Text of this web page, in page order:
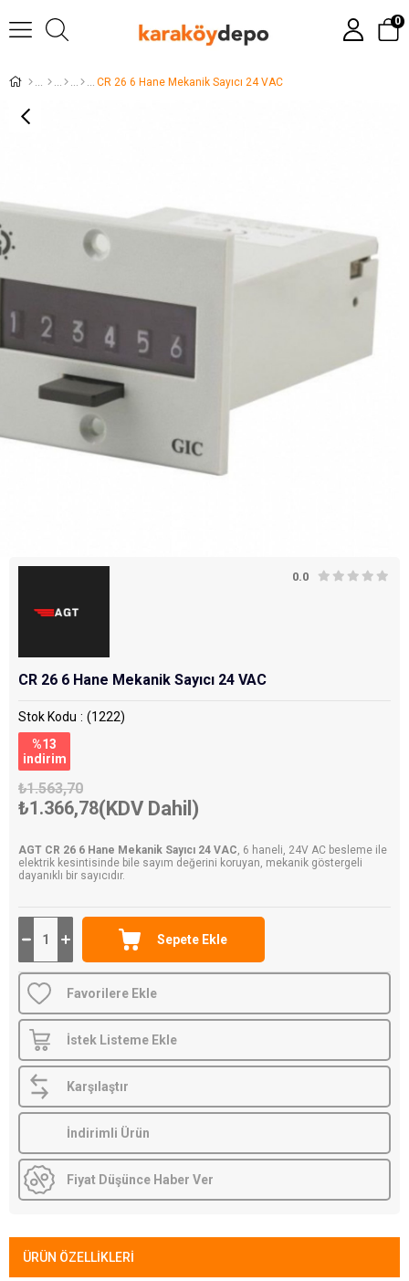
0
CR 26 6 Hane Mekanik Sayıcı 24 VAC
0.0
CR 26 6 Hane Mekanik Sayıcı 24 VAC
Stok Kodu
(1222)
%13
i̇ndirim
₺1.563,70
₺1.366,78(KDV Dahil)
AGT CR 26 6 Hane Mekanik Sayıcı 24 VAC, 6 haneli, 24V AC besleme ile
elektrik kesintisinde bile sayım değerini koruyan, mekanik göstergeli
dayanıklı bir sayıcıdır.
Favorilere Ekle
İstek Listeme Ekle
Karşılaştır
İndirimli Ürün
Fiyat Düşünce Haber Ver
ÜRÜN ÖZELLIKLERI